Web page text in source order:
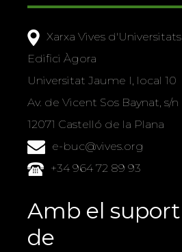
Xarxa Vives d'Universitats
Edifici Àgora
Universitat Jaume I, local 10
Av. de Vicent Sos Baynat, s/n
12071 Castelló de la Plana
e-buc@vives.org
+34 964 72 89 93
Amb el suport
de